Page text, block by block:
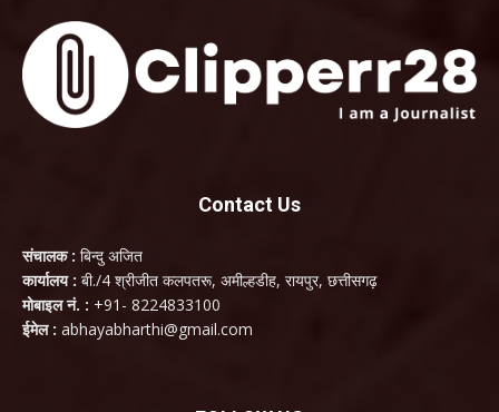
Contact Us
संचालक : बिन्दु अजित
कार्यालय : बी./4 श्रीजीत कलपतरू, अमील्हडीह, रायपुर, छत्तीसगढ़
मोबाइल नं. : +91- 8224833100
ईमेल : abhayabharthi@gmail.com